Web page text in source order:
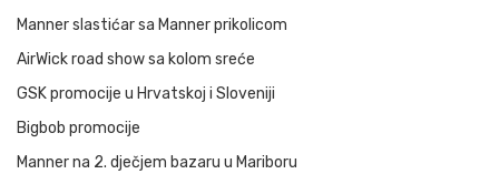
Manner slastićar sa Manner prikolicom
AirWick road show sa kolom sreće
GSK promocije u Hrvatskoj i Sloveniji
Bigbob promocije
Manner na 2. dječjem bazaru u Mariboru